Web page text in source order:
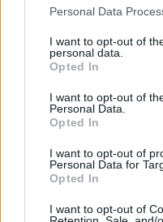
Please note that this
not limited to your visit or
grant or deny consent to
use your data for below
consent section.
Personal Data
I want to opt-out of
personal data.
Opted In
I want to opt-out of
Personal Data.
Opted In
I want to opt-out of
Personal Data for
Opted In
I want to opt-out of
Ο χάρτης που
Επί των χαρτών της
αναφέρει ότι η Ίμβρος,
μοναδικά νησιά
ναυτικών μιλίων. Η Κρήτη
καθοριστεί προγενέστερα.
Επιπροσθέτωςο
τουρκικό (αραβικό
αντιστοιχεί στο έτος